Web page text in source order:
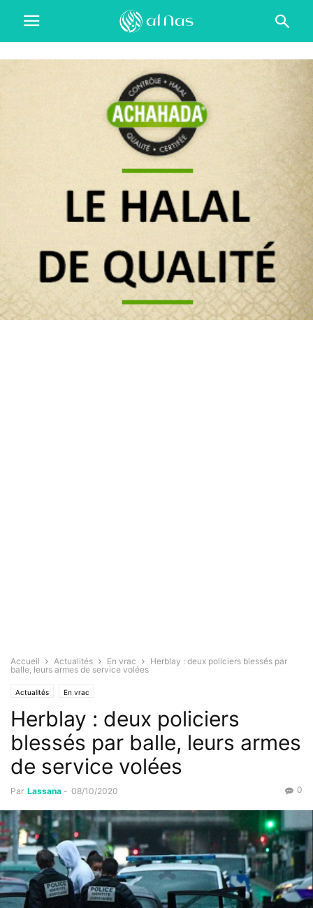
Accueil Actualités En vrac
Herblay : deux policiers blessés par
balle, leurs armes de service volées
Actualités En vrac
Herblay : deux policiers
blessés par balle, leurs armes
de service volées
Par Lassana - 08/10/2020 0